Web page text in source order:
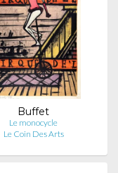
Buffet
Le monocycle
Le Coin Des Arts